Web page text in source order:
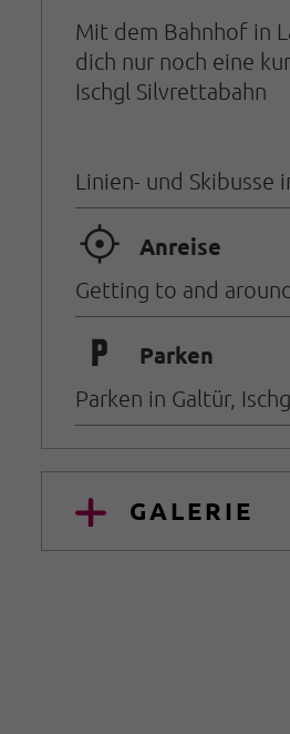
Mit dem Bahnhof in
dich nur noch eine
Ischgl Silvrettabahn
Linien- und Skibusse
🞞 Anreise
Getting to and
🐈 Parken
Parken in Galtür,
GALERIE